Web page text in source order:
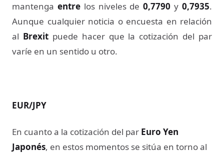
mantenga entrelos niveles de0,7790 y0,7935.
Aunque cualquier noticia o encuesta en relación
al Brexitpuede hacer que la cotización del par
varíe en un sentido u otro.
EUR/JPY
En cuanto a la cotización del par Euro Yen
Japonés, en estos momentos se sitúa en torno al